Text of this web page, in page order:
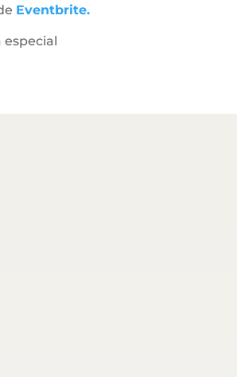
Eventbrite.
especial